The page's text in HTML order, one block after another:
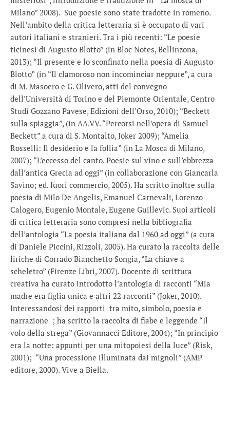
Milano” 2008). Sue poesie sono state tradotte in romeno.
Nell’ambito della critica letteraria si è occupato di vari
autori italiani e stranieri. Tra i più recenti: “Le poesie
ticinesi di Augusto Blotto” (in Bloc Notes, Bellinzona,
2013); “Il presente e lo sconfinato nella poesia di Augusto
Blotto” (in “Il clamoroso non incominciar neppure”, a cura
di M. Masoero e G. Olivero, atti del convegno
dell’Università di Torino e del Piemonte Orientale, Centro
Studi Gozzano Pavese, Edizioni dell’Orso, 2010); “Beckett
sulla spiaggia”, (in AA.VV. “Percorsi nell’opera di Samuel
Beckett” a cura di S. Montalto, Joker 2009); “Amelia
Rosselli: Il desiderio e la follia” (in La Mosca di Milano,
2007); “L’eccesso del canto. Poesie sul vino e sull’ebbrezza
dall’antica Grecia ad oggi” (in collaborazione con Giancarla
Savino; ed. fuori commercio, 2005). Ha scritto inoltre sulla
poesia di Milo De Angelis, Emanuel Carnevali, Lorenzo
Calogero, Eugenio Montale, Eugene Guillevic. Suoi articoli
di critica letteraria sono compresi nella bibliografia
dell’antologia “La poesia italiana dal 1960 ad oggi” (a cura
di Daniele Piccini, Rizzoli, 2005). Ha curato la raccolta delle
liriche di Corrado Bianchetto Songia, “La chiave a
scheletro” (Firenze Libri, 2007). Docente di scrittura
creativa ha curato introdotto l’antologia di racconti “Mia
madre era figlia unica e altri 22 racconti” (Joker, 2010).
Interessandosi dei rapporti tra mito, simbolo, poesia e
narrazione ; ha scritto la raccolta di fiabe e leggende “Il
volo della strega” (Giovannacci Editore, 2004); “In principio
era la notte: appunti per una mitopoiesi della luce” (Risk,
2001); “Una processione illuminata dai mignoli” (AMP
editore, 2000). Vive a Biella.